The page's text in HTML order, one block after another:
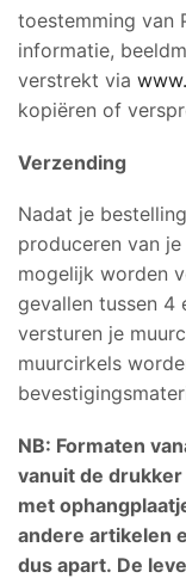
toestemming van
informatie,
verstrekt via
kopiëren of
Verzending
Nadat je
produceren van
mogelijk worden
gevallen tussen 4
versturen je
muurcirkels
NB: Formaten
vanuit de
met
andere artikelen
dus apart. De